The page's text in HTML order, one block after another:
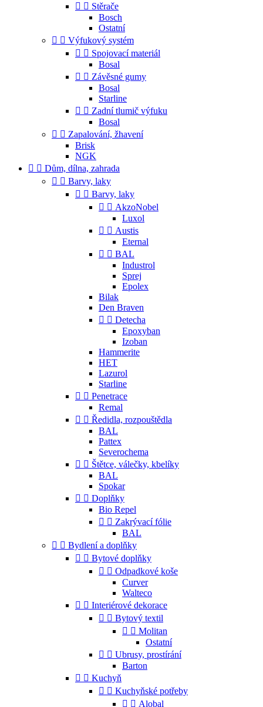
  Stěrače
Bosch
Ostatní
  Výfukový systém
  Spojovací materiál
Bosal
  Závěsné gumy
Bosal
Starline
  Zadní tlumič výfuku
Bosal
  Zapalování, žhavení
Brisk
NGK
  Dům, dílna, zahrada
  Barvy, laky
  Barvy, laky
  AkzoNobel
Luxol
  Austis
Eternal
  BAL
Industrol
Sprej
Epolex
Bilak
Den Braven
  Detecha
Epoxyban
Izoban
Hammerite
HET
Lazurol
Starline
  Penetrace
Remal
  Ředidla, rozpouštědla
BAL
Pattex
Severochema
  Štětce, válečky, kbelíky
BAL
Spokar
  Doplňky
Bio Repel
  Zakrývací fólie
BAL
  Bydlení a doplňky
  Bytové doplňky
  Odpadkové koše
Curver
Walteco
  Interiérové dekorace
  Bytový textil
  Molitan
Ostatní
  Ubrusy, prostírání
Barton
  Kuchyň
  Kuchyňské potřeby
  Alobal